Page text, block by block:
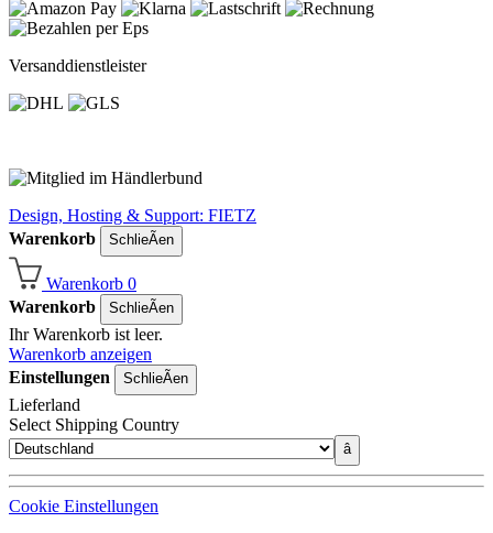
Versanddienstleister
Design, Hosting & Support: FIETZ
Warenkorb
SchlieÃen
Warenkorb 0
Warenkorb
SchlieÃen
Ihr Warenkorb ist leer.
Warenkorb anzeigen
Einstellungen
SchlieÃen
Lieferland
Select Shipping Country
â
Cookie Einstellungen